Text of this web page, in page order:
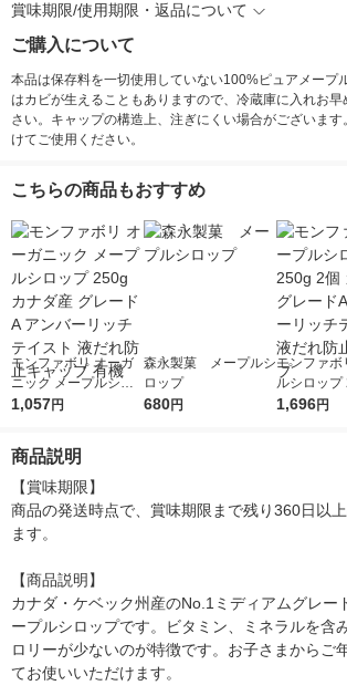
賞味期限/使用期限・返品について
ご購入について
本品は保存料を一切使用していない100%ピュアメープ
はカビが生えることもありますので、冷蔵庫に入れお
さい。キャップの構造上、注ぎにくい場合がございま
けてご使用ください。
こちらの商品もおすすめ
モンファボリ オーガ
ニック メープルシロ
ップ 250g カナダ産
防止キャップ 有機
1,057円
森永製菓 メープルシ
ロップ
680円
モンファボ
ルシロップ
カナダ産 グ
1,696円
商品説明
【賞味期限】
商品の発送時点で、賞味期限まで残り360日以
ます。
【商品説明】
カナダ・ケベック州産のNo.1ミディアムグレー
ープルシロップです。ビタミン、ミネラルを含
ロリーが少ないのが特徴です。お子さまからご
てお使いいただけます。